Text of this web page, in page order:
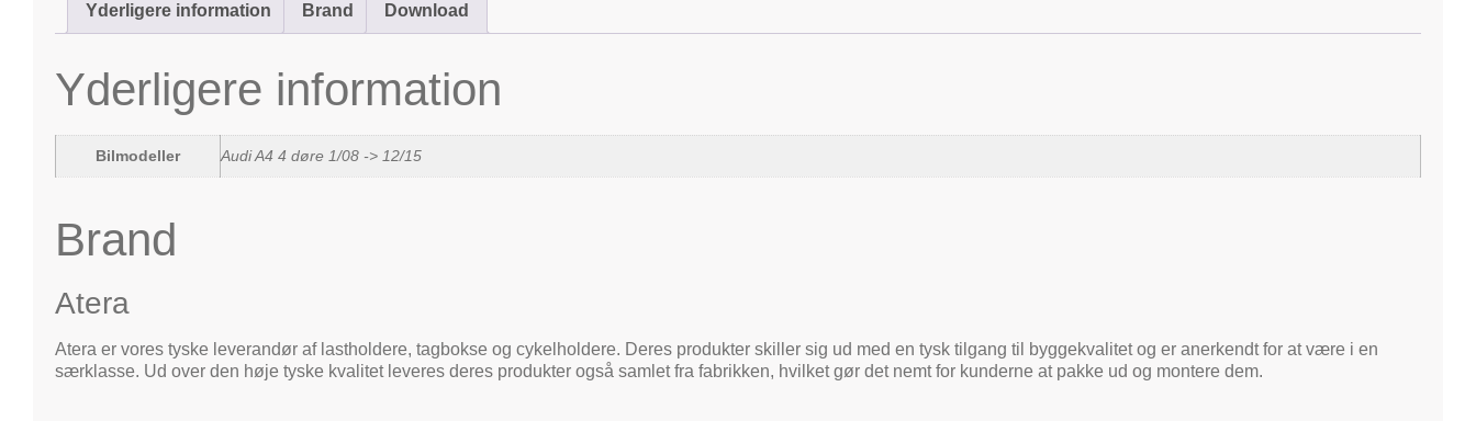
Yderligere information Brand Download
Yderligere information
Bilmodeller Audi A4 4 døre 1/08 -> 12/15
Brand
Atera
Atera er vores tyske leverandør af lastholdere, tagbokse og cykelholdere. Deres produkter skiller sig ud med en tysk tilgang til byggekvalitet og er anerkendt for at være i en
særklasse. Ud over den høje tyske kvalitet leveres deres produkter også samlet fra fabrikken, hvilket gør det nemt for kunderne at pakke ud og montere dem.